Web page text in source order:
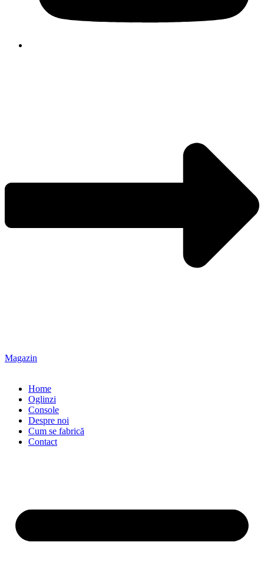
Magazin
Home
Oglinzi
Console
Despre noi
Cum se fabrică
Contact